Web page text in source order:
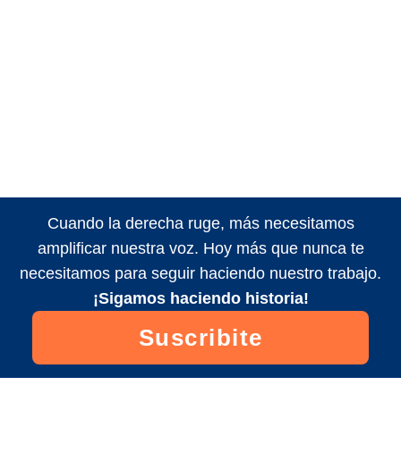
Cuando la derecha ruge, más necesitamos
amplificar nuestra voz. Hoy más que nunca te
necesitamos para seguir haciendo nuestro trabajo.
¡Sigamos haciendo historia!
Suscribite